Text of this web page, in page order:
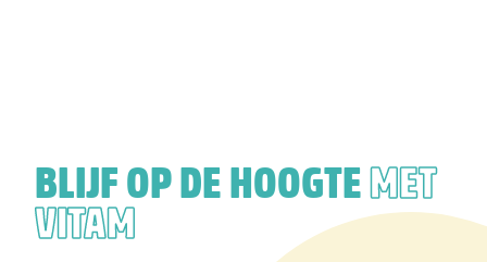
BLIJF OP DE HOOGTEMET
VITAM